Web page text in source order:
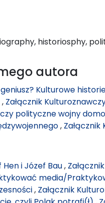
historiosphy,
autora
Kulturowe
, Załącznik
polityczne wojny
, Załącznik
Hen i Józef Bau,
media/
, Załącznik